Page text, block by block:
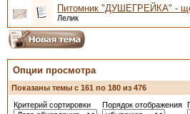
Питомник "ДУШЕГРЕЙКА" -
Лелик
Опции просмотра
Показаны темы с 161 по 180 из 476
Критерий сортировки
Порядок отображения